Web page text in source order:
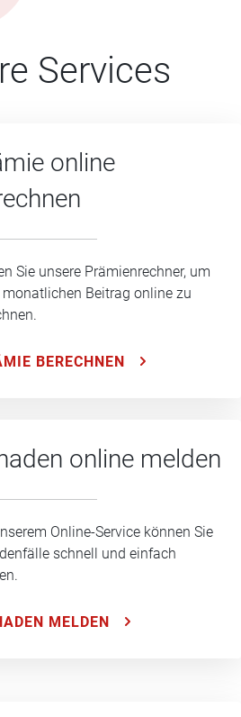
Services
online
Sie unsere Prämienrechner, um
monatlichen Beitrag online zu
BERECHNEN
online melden
Online-Service können Sie
schnell und einfach
MELDEN